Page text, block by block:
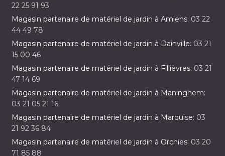
22 25 91 93
Magasin partenaire de matériel de jardin à Amiens: 03 22
44 49 78
Magasin partenaire de matériel de jardin à Dainville: 03 21
15 00 46
Magasin partenaire de matériel de jardin à Fillièvres: 03 21
47 14 69
Magasin partenaire de matériel de jardin à Maninghem:
03 21 05 21 16
Magasin partenaire de matériel de jardin à Marquise: 03
21 92 36 84
Magasin partenaire de matériel de jardin à Orchies: 03 20
71 85 88